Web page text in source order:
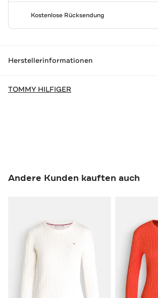
Kostenlose Rücksendung
Herstellerinformationen
TOMMY HILFIGER
Andere Kunden kauften auch